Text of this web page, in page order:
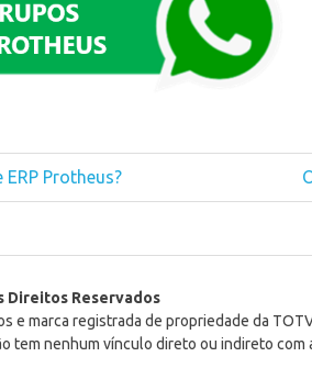
Protheus?
Direitos Reservados
e marca registrada de propriedade da
tem nenhum vínculo direto ou indireto